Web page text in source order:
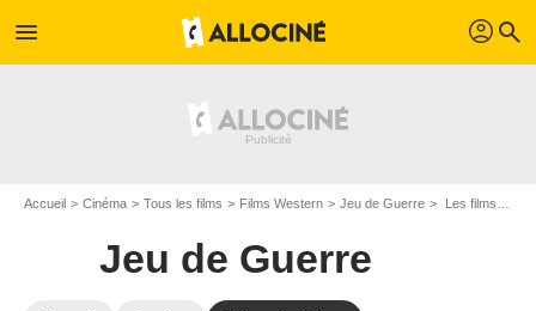
menu profil search
Accueil Cinéma Tous les films Films Western Jeu de Guerre Les films similaires à "Jeu de Guerre"
Jeu de Guerre